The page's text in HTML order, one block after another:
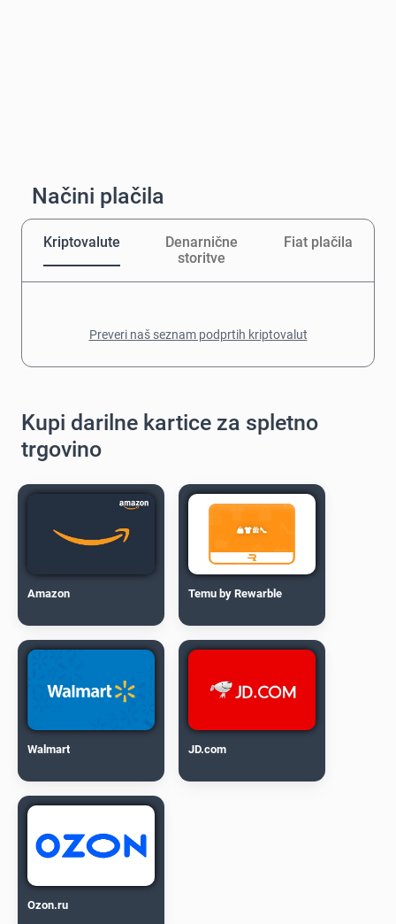
Načini plačila
Kriptovalute
Denarnične
storitve
Fiat plačila
Preveri naš seznam podprtih kriptovalut
Kupi darilne kartice za spletno
trgovino
Amazon Temu by Rewarble
Walmart JD.com
Ozon.ru